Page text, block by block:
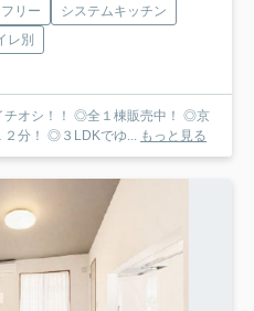
リー
システムキッチン
レ別
チオシ！！ ◎全１棟販売中！ ◎京
２分！ ◎３LDKでゆ... もっと見る